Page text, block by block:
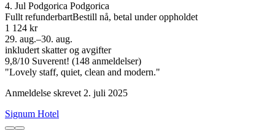
4. Jul Podgorica Podgorica
Fullt refunderbartBestill nå, betal under oppholdet
1 124 kr
29. aug.–30. aug.
inkludert skatter og avgifter
9,8/10 Suverent! (148 anmeldelser)
"Lovely staff, quiet, clean and modern."
Anmeldelse skrevet 2. juli 2025
Signum Hotel